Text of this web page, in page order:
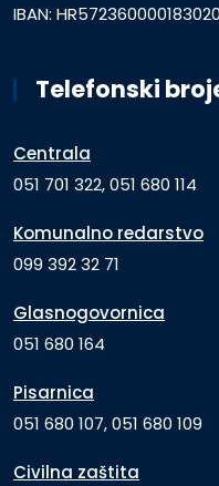
IBAN:
Telefonski
Centrala
051 701 322, 051 680 114
Komunalno redarstvo
099 392 32 71
Glasnogovornica
051 680 164
Pisarnica
051 680 107, 051 680 109
Civilna zaštita